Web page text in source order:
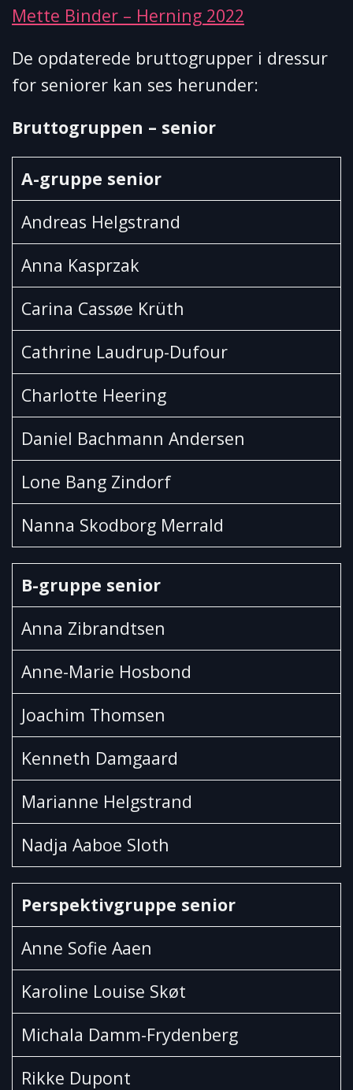
Mette Binder – Herning 2022
De opdaterede bruttogrupper i dressur
for seniorer kan ses herunder:
Bruttogruppen – senior
A-gruppe senior
Andreas Helgstrand
Anna Kasprzak
Carina Cassøe Krüth
Cathrine Laudrup-Dufour
Charlotte Heering
Daniel Bachmann Andersen
Lone Bang Zindorf
Nanna Skodborg Merrald
B-gruppe senior
Anna Zibrandtsen
Anne-Marie Hosbond
Joachim Thomsen
Kenneth Damgaard
Marianne Helgstrand
Nadja Aaboe Sloth
Perspektivgruppe senior
Anne Sofie Aaen
Karoline Louise Skøt
Michala Damm-Frydenberg
Rikke Dupont